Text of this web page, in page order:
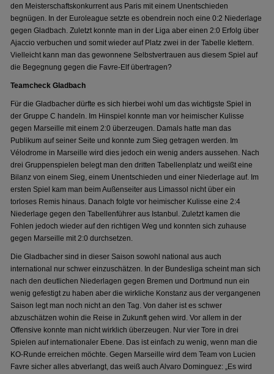
den Meisterschaftskonkurrent aus Paris mit einem Unentschieden
begnügen. In der Euroleague setzte es obendrein noch eine 0:2 Niederlage
gegen Gladbach. Zuletzt konnte man in der Liga aber einen 2:0 Erfolg über
Ajaccio verbuchen und somit wieder auf Platz zwei in der Tabelle klettern.
Vielleicht kann man das gewonnene Selbstvertrauen aus diesem Spiel auf
die Begegnung gegen die Favre-Elf übertragen?
Teamcheck Gladbach
Für die Gladbacher dürfte es sich hierbei wohl um das wichtigste Spiel in
der Gruppe C handeln. Im Hinspiel konnte man vor heimischer Kulisse
gegen Marseille mit einem 2:0 überzeugen. Damals hatte man das
Publikum auf seiner Seite und konnte zum Sieg getragen werden. Im
Vélodrome in Marseille wird dies jedoch ein wenig anders aussehen. Nach
drei Gruppenspielen belegt man den dritten Tabellenplatz und weißt eine
Bilanz von einem Sieg, einem Unentschieden und einer Niederlage auf. Im
ersten Spiel kam man beim Außenseiter aus Limassol nicht über ein
torloses Remis hinaus. Danach folgte vor heimischer Kulisse eine 2:4
Niederlage gegen den Tabellenführer aus Istanbul. Zuletzt kamen die
Fohlen jedoch wieder auf den richtigen Weg und konnten sich zuhause
gegen Marseille mit 2:0 durchsetzen.
Die Gladbacher sind in dieser Saison sowohl national aus auch
international nur schwer einzuschätzen. In der Bundesliga scheint man sich
nach den deutlichen Niederlagen gegen Bremen und Dortmund nun ein
wenig gefestigt zu haben aber die wirkliche Konstanz aus der vergangenen
Saison legt man noch nicht an den Tag. Von daher ist es schwer
abzuschätzen wohin die Reise in Zukunft gehen wird. Vor allem in der
Offensive konnte man nicht wirklich überzeugen. Nur vier Tore in drei
Spielen auf internationaler Ebene. Das ist einfach zu wenig, wenn man die
KO-Runde erreichen möchte. Gegen Marseille wird dem Team von Lucien
Favre sicher alles abverlangt, das weiß auch Alvaro Dominguez: „Es wird